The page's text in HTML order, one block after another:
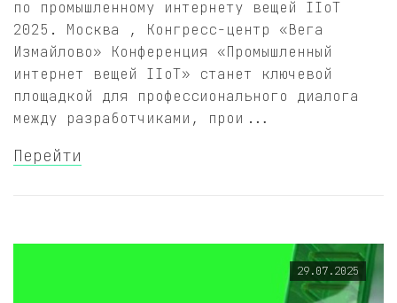
по промышленному интернету вещей IIoT
2025. Москва , Конгресс-центр «Вега
Измайлово» Конференция «Промышленный
интернет вещей IIoT» станет ключевой
площадкой для профессионального диалога
между разработчиками, прои...
Перейти
29.07.2025